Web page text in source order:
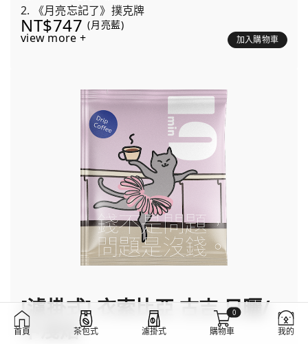
2. 《月亮忘記了》撲克牌
NT$747 (月亮藍)
view more + 加入購物車
[濾掛式] 衣索比亞 古吉 日曬/
中淺焙
首頁 茶包式 濾掛式 購物車
0
我的